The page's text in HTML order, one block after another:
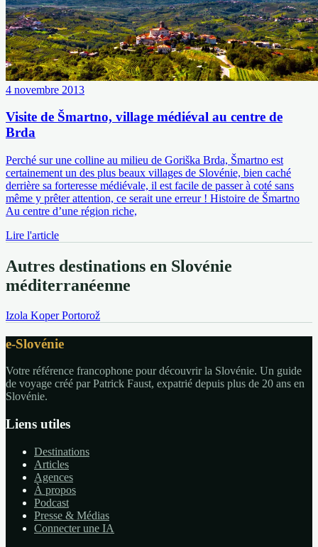
4 novembre 2013
Visite de Šmartno, village médiéval au centre de
Brda
Perché sur une colline au milieu de Goriška Brda, Šmartno est
certainement un des plus beaux villages de Slovénie, bien caché
derrière sa forteresse médiévale, il est facile de passer à coté sans
même y prêter attention, ce serait une erreur ! Histoire de Šmartno
Au centre d’une région riche,
Lire l'article
Autres destinations en Slovénie
méditerranéenne
Izola KoperPortorož
e-Slovénie
Votre référence francophone pour découvrir la Slovénie. Un guide
de voyage créé par Patrick Faust, expatrié depuis plus de 20 ans en
Slovénie.
Liens utiles
Destinations
Articles
Agences
À propos
Podcast
Presse & Médias
Connecter une IA